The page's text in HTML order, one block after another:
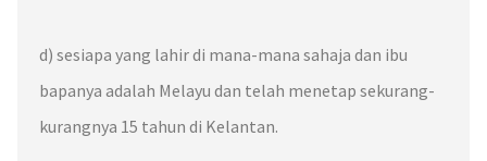
d) sesiapa yang lahir di mana-mana sahaja dan ibu
bapanya adalah Melayu dan telah menetap sekurang-
kurangnya 15 tahun di Kelantan.